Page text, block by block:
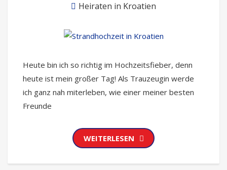
Heiraten in Kroatien
Heute bin ich so richtig im Hochzeitsfieber, denn
heute ist mein großer Tag! Als Trauzeugin werde
ich ganz nah miterleben, wie einer meiner besten
Freunde
WEITERLESEN